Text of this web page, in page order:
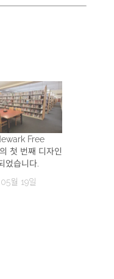
Free
첫 번째 디자인
었습니다.
월 19일